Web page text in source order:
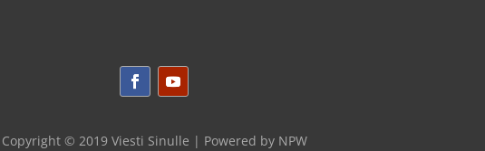
Copyright © 2019 Viesti Sinulle | Powered by NPW